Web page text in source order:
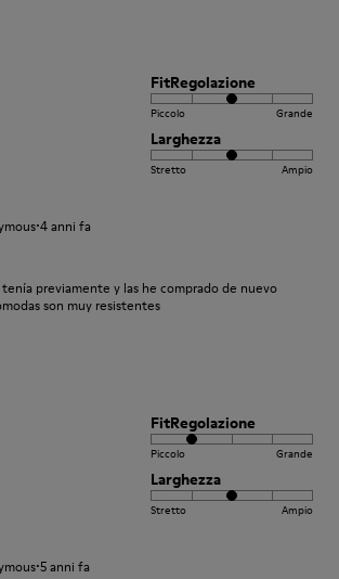
FitRegolazione
Piccolo Grande
Larghezza
Stretto Ampio
·4 anni fa
tenía previamente y las he comprado de nuevo
son muy resistentes
FitRegolazione
Piccolo Grande
Larghezza
Stretto Ampio
·5 anni fa